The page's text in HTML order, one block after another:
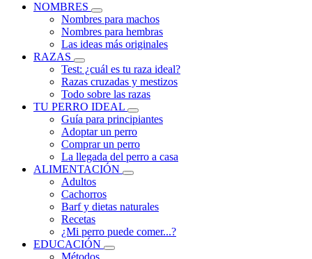
NOMBRES
Nombres para machos
Nombres para hembras
Las ideas más originales
RAZAS
Test: ¿cuál es tu raza ideal?
Razas cruzadas y mestizos
Todo sobre las razas
TU PERRO IDEAL
Guía para principiantes
Adoptar un perro
Comprar un perro
La llegada del perro a casa
ALIMENTACIÓN
Adultos
Cachorros
Barf y dietas naturales
Recetas
¿Mi perro puede comer...?
EDUCACIÓN
Métodos